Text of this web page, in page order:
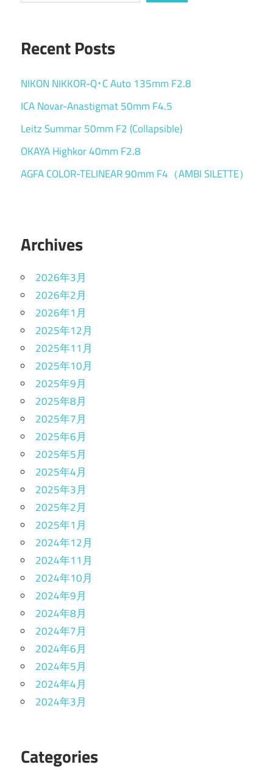
ジ
送
り
Recent Posts
NIKON NIKKOR-Q･C Auto 135mm F2.8
ICA Novar-Anastigmat 50mm F4.5
Leitz Summar 50mm F2 (Collapsible)
OKAYA Highkor 40mm F2.8
AGFA COLOR-TELINEAR 90mm F4（AMBI SILETTE）
Archives
2026年3月
2026年2月
2026年1月
2025年12月
2025年11月
2025年10月
2025年9月
2025年8月
2025年7月
2025年6月
2025年5月
2025年4月
2025年3月
2025年2月
2025年1月
2024年12月
2024年11月
2024年10月
2024年9月
2024年8月
2024年7月
2024年6月
2024年5月
2024年4月
2024年3月
Categories